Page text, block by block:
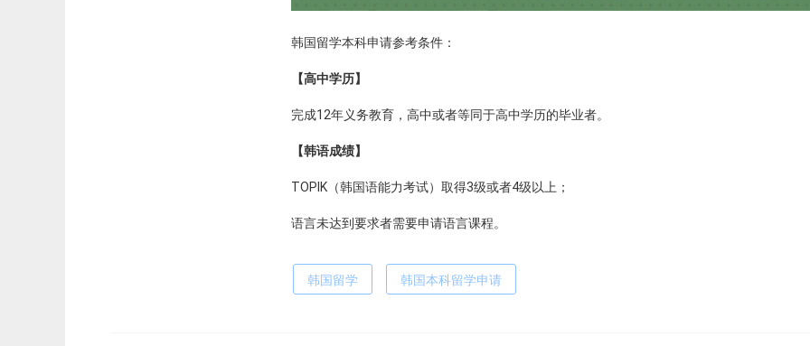
韩国留学本科申请参考条件：
【高中学历】
完成12年义务教育，高中或者等同于高中学历的毕业者。
【韩语成绩】
TOPIK（韩国语能力考试）取得3级或者4级以上；
语言未达到要求者需要申请语言课程。
韩国留学 韩国本科留学申请